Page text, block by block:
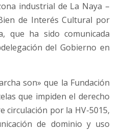
industrial de La Naya –
de Interés Cultural por
que ha sido comunicada
del Gobierno en
son» que la Fundación
que impiden el derecho
circulación por la HV-5015,
de dominio y uso